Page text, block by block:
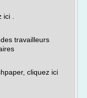
.
travailleurs
cliquez ici